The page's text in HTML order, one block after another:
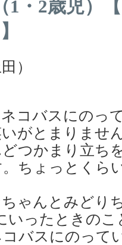
1・2歳児）
コバスにのっ
がとまりませ
つかまり立ち
ちょっとくら
ゃんとみどり
いったときの
バスにのって